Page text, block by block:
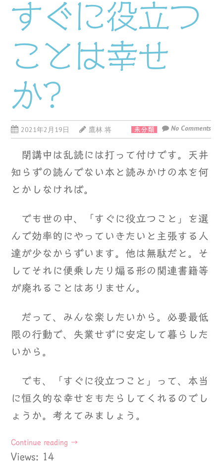
すぐに役立つ
ことは幸せ
か?
2021年2月19日 鷹林 将 未分類 No Comments
閉講中は乱読には打って付けです。天井
知らずの読んでない本と読みかけの本を何
とかしなければ。
でも世の中、「すぐに役立つこと」を選
んで効率的にやっていきたいと主張する人
達が少なからずいます。他は無駄だと。そ
してそれに便乗したり煽る形の関連書籍等
が廃れることはありません。
だって、みんな楽したいから。必要最低
限の行動で、失業せずに安定して暮らした
いから。
でも、「すぐに役立つこと」って、本当
に恒久的な幸せをもたらしてくれるのでし
ょうか。考えてみましょう。
Continue reading →
Views: 14